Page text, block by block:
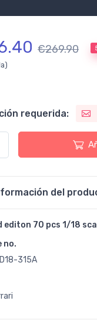
€269.90
requerida:
del
editon 70 pcs 1/18
no.
315A